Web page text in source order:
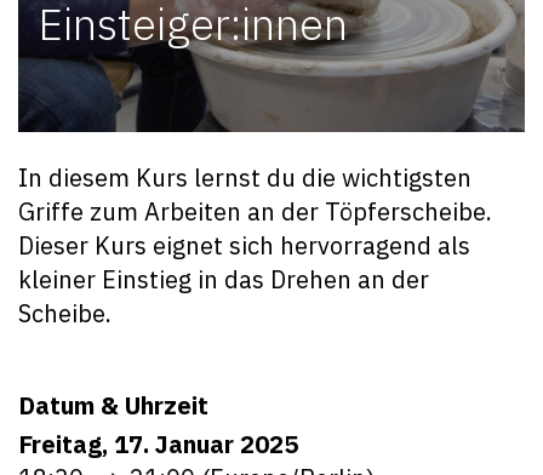
Einsteiger:innen
In diesem Kurs lernst du die wichtigsten
Griffe zum Arbeiten an der Töpferscheibe.
Dieser Kurs eignet sich hervorragend als
kleiner Einstieg in das Drehen an der
Scheibe.
Datum & Uhrzeit
Freitag, 17. Januar 2025